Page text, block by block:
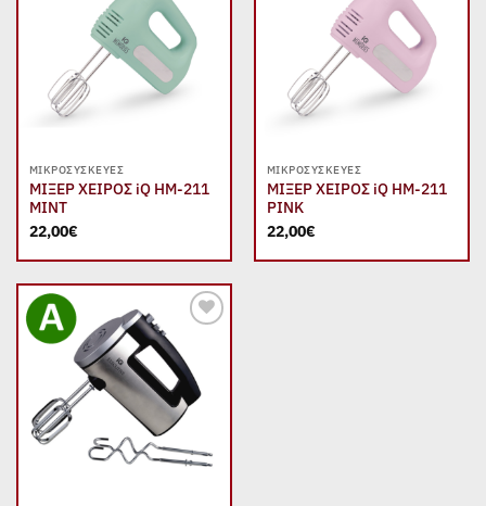
wishlist
ΜΙΚΡΟΣΥΣΚΕΥΈΣ
ΜΙΞΕΡ ΧΕΙΡΟΣ iQ HM-211
MINT
22,00€
wishlist
ΜΙΚΡΟΣΥΣΚΕΥΈΣ
ΜΙΞΕΡ ΧΕΙΡΟΣ iQ HM-211
PINK
22,00€
wishlist